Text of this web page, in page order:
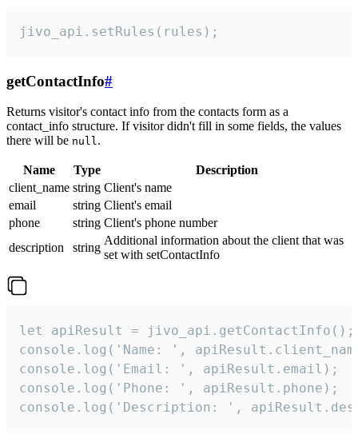
jivo_api.setRules(rules);
getContactInfo#
Returns visitor's contact info from the contacts form as a
contact_info structure. If visitor didn't fill in some fields, the values
there will be null.
Name Type
Description
client_name string Client's name
email
string Client's email
phone
string Client's phone number
description
string
Additional information about the client that was
set with setContactInfo
let apiResult = jivo_api.getContactInfo();
console.log('Name: ',
console.log('Email: ', apiResult.email);
console.log('Phone: ', apiResult.phone);
console.log('Description: ',